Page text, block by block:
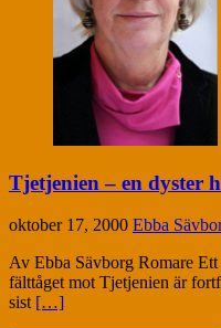
Tjetjenien – en dyster
oktober 17, 2000 Ebba
Av Ebba Sävborg Romare Ett
fälttåget mot Tjetjenien är
sist […]